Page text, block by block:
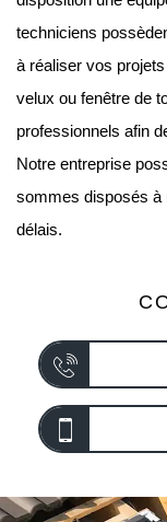
techniciens
à réaliser vos
velux ou fenêtre de
professionnels afin
Notre entreprise
sommes disposés à
délais.